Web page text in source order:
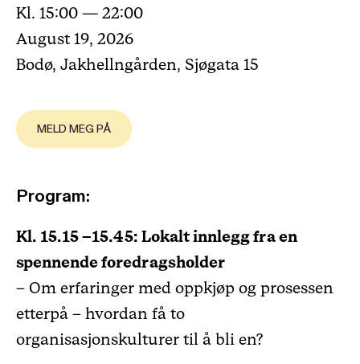
Kl. 15:00 — 22:00
August 19, 2026
Bodø, Jakhellngården, Sjøgata 15
MELD MEG PÅ
Program:
Kl. 15.15 –15.45: Lokalt innlegg fra en
spennende foredragsholder
– Om erfaringer med oppkjøp og prosessen
etterpå – hvordan få to
organisasjonskulturer til å bli en?